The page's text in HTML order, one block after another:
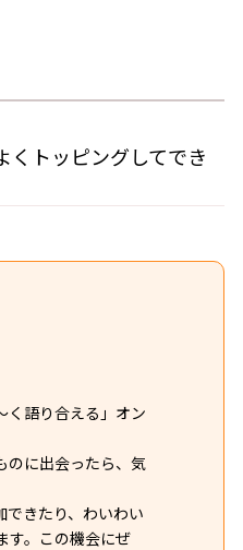
くトッピングしてでき
く語り合える」オン
のに出会ったら、気
きたり、わいわい
す。この機会にぜ